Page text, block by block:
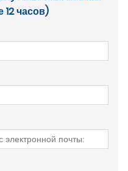
12 часов)